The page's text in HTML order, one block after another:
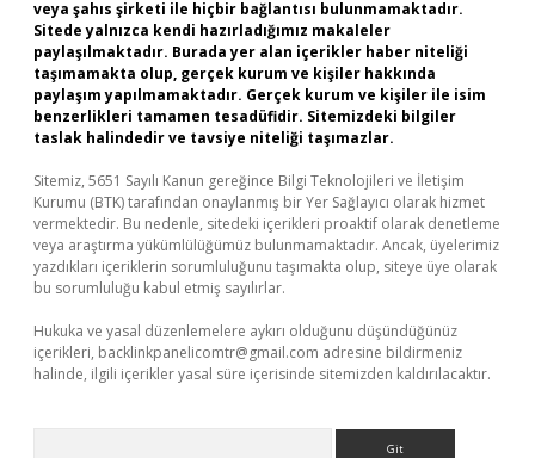
veya şahıs şirketi ile hiçbir bağlantısı bulunmamaktadır.
Sitede yalnızca kendi hazırladığımız makaleler
paylaşılmaktadır. Burada yer alan içerikler haber niteliği
taşımamakta olup, gerçek kurum ve kişiler hakkında
paylaşım yapılmamaktadır. Gerçek kurum ve kişiler ile isim
benzerlikleri tamamen tesadüfidir. Sitemizdeki bilgiler
taslak halindedir ve tavsiye niteliği taşımazlar.
Sitemiz, 5651 Sayılı Kanun gereğince Bilgi Teknolojileri ve İletişim
Kurumu (BTK) tarafından onaylanmış bir Yer Sağlayıcı olarak hizmet
vermektedir. Bu nedenle, sitedeki içerikleri proaktif olarak denetleme
veya araştırma yükümlülüğümüz bulunmamaktadır. Ancak, üyelerimiz
yazdıkları içeriklerin sorumluluğunu taşımakta olup, siteye üye olarak
bu sorumluluğu kabul etmiş sayılırlar.
Hukuka ve yasal düzenlemelere aykırı olduğunu düşündüğünüz
içerikleri, backlinkpanelicomtr@gmail.com adresine bildirmeniz
halinde, ilgili içerikler yasal süre içerisinde sitemizden kaldırılacaktır.